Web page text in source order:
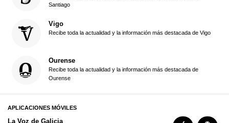
Santiago
Vigo
Recibe toda la actualidad y la información más destacada de Vigo
Ourense
Recibe toda la actualidad y la información más destacada de
Ourense
APLICACIONES MÓVILES
La Voz de Galicia